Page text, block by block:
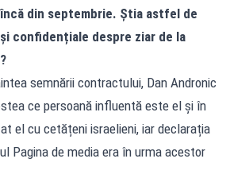
din septembrie. Știa astfel de
confidențiale despre ziar de la
semnării contractului, Dan Andronic
ce persoană influentă este el și în
el cu cetățeni israelieni, iar declarația
Pagina de media era în urma acestor